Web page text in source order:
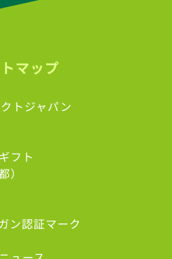
マップ
トジャパン
フト
ン認証マーク